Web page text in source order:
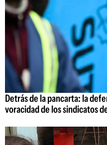
Detrás de la pancarta: la
voracidad de los sindicatos